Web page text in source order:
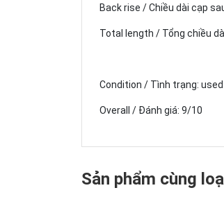
Back rise / Chiều dài cạp
Total length / Tổng chiều
Condition / Tình trạng:
Overall / Đánh giá: 9/10
Sản phẩm cùng